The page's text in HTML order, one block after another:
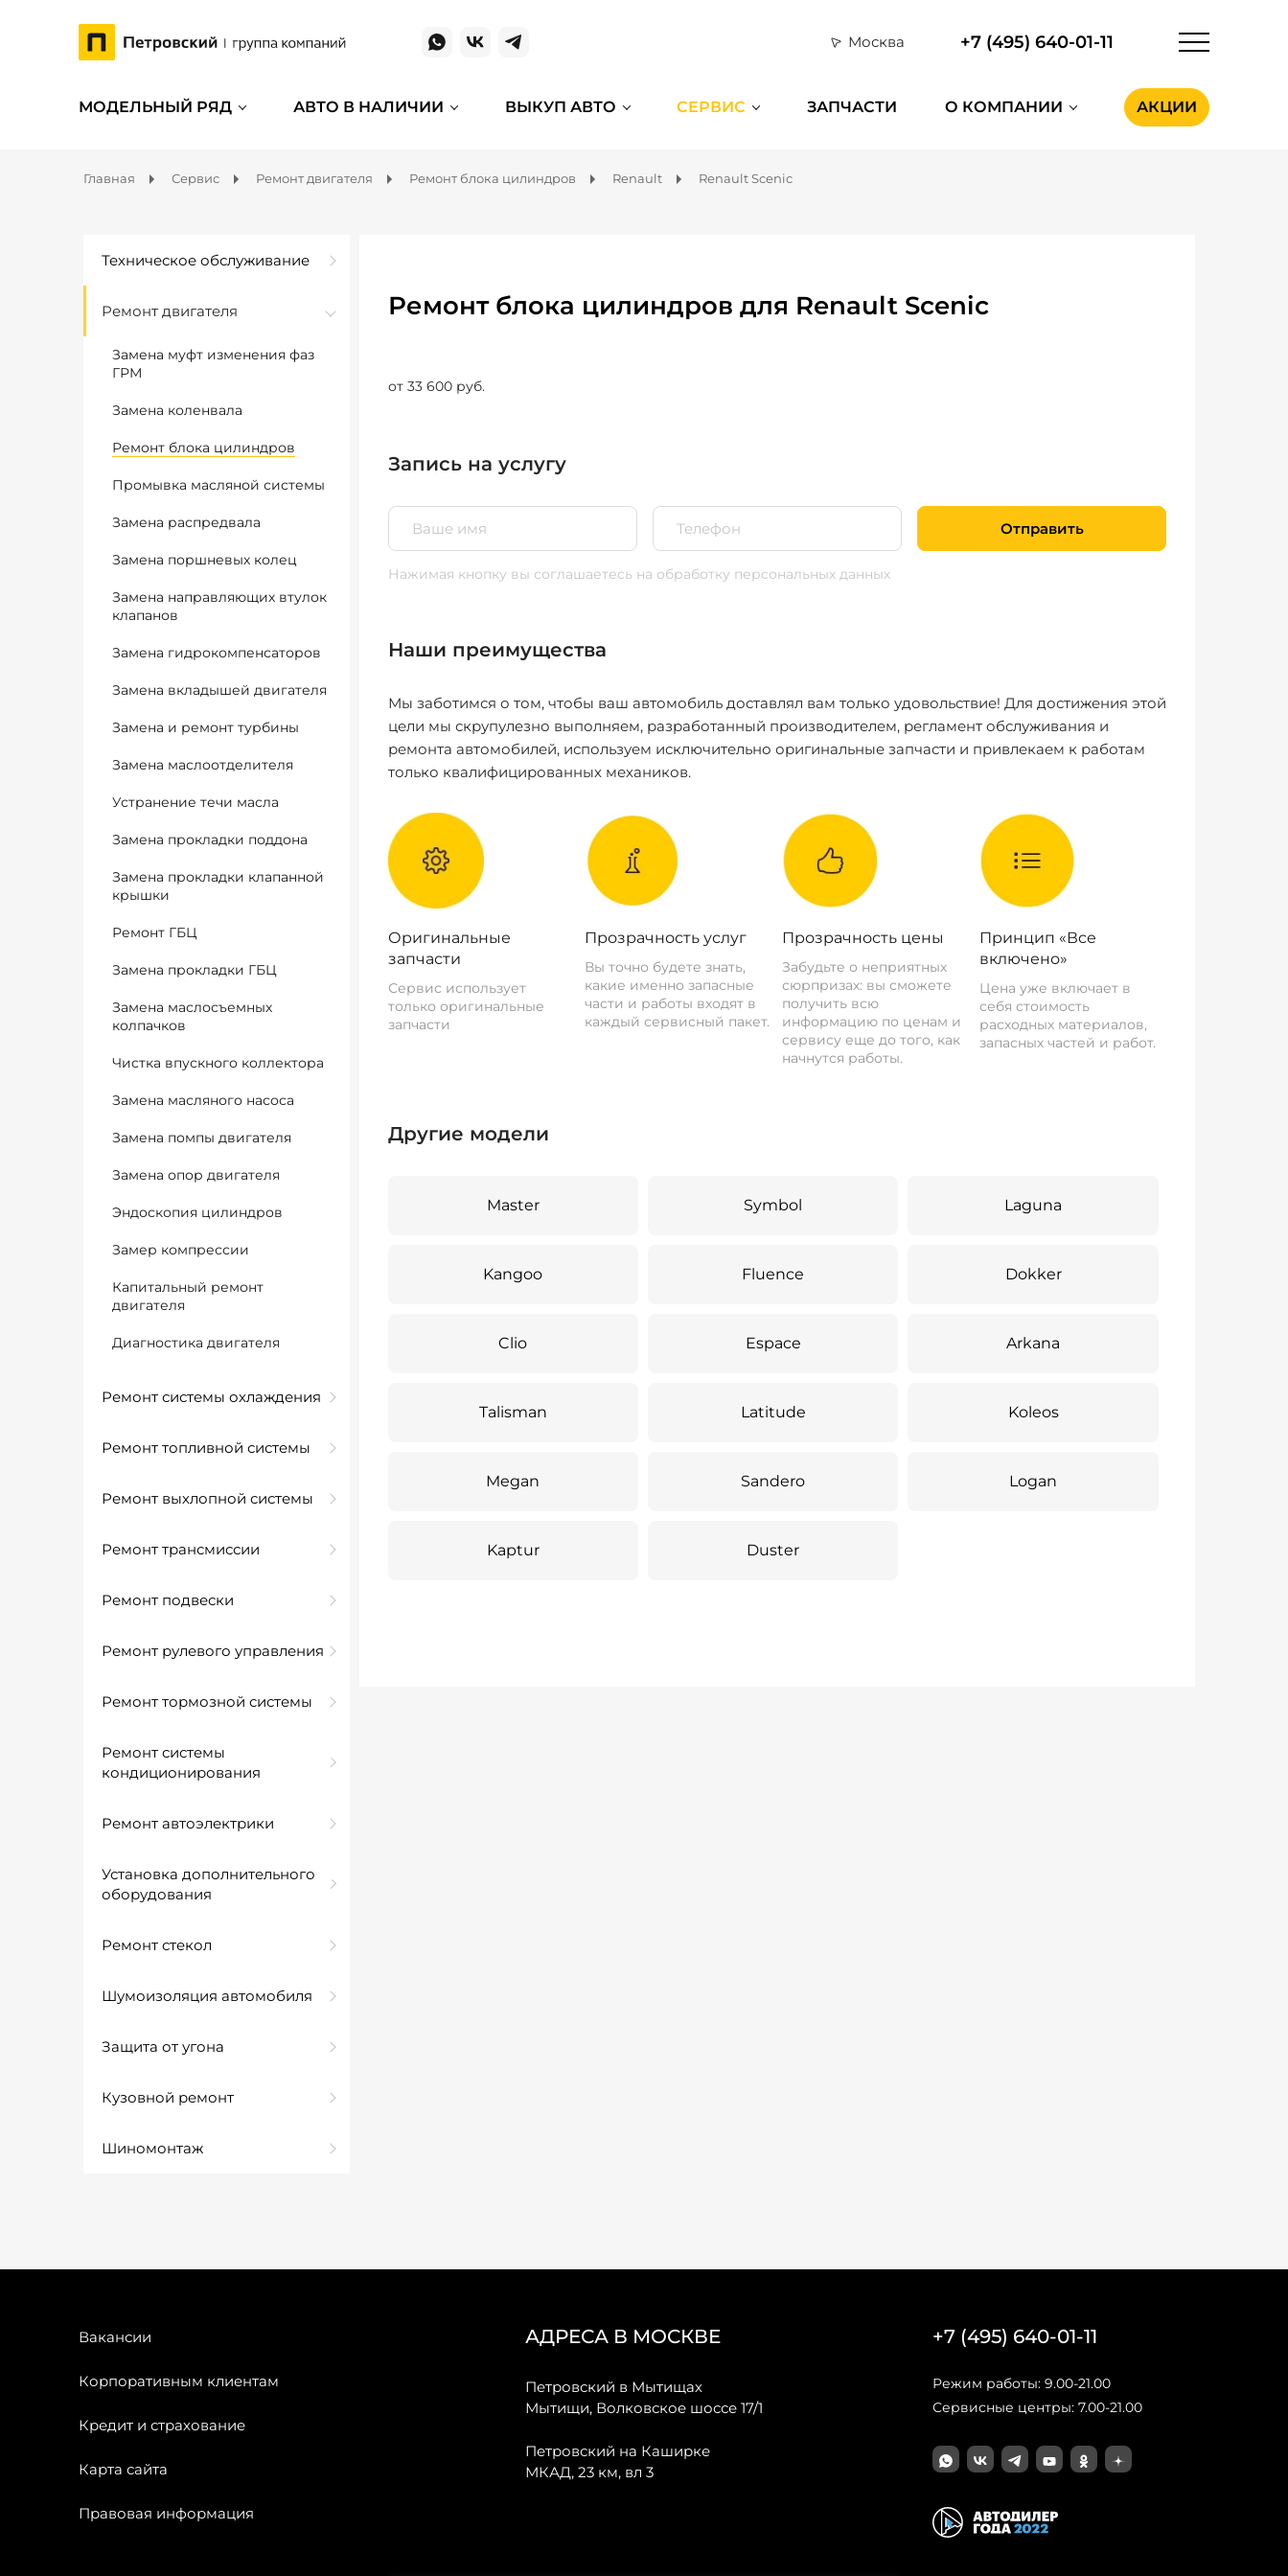
Москва +7 (495) 640-01-11
МОДЕЛЬНЫЙ РЯД АВТО В НАЛИЧИИ ВЫКУП АВТО СЕРВИС ЗАПЧАСТИ О КОМПАНИИ АКЦИИ
Главная Сервис Ремонт двигателя Ремонт блока цилиндров Renault Renault Scenic
Техническое обслуживание
Ремонт двигателя
Замена муфт изменения фаз
ГРМ
Замена коленвала
Ремонт блока цилиндров
Промывка масляной системы
Замена распредвала
Замена поршневых колец
Замена направляющих втулок
клапанов
Замена гидрокомпенсаторов
Замена вкладышей двигателя
Замена и ремонт турбины
Замена маслоотделителя
Устранение течи масла
Замена прокладки поддона
Замена прокладки клапанной
крышки
Ремонт ГБЦ
Замена прокладки ГБЦ
Замена маслосъемных
колпачков
Чистка впускного коллектора
Замена масляного насоса
Замена помпы двигателя
Замена опор двигателя
Эндоскопия цилиндров
Замер компрессии
Капитальный ремонт
двигателя
Диагностика двигателя
Ремонт системы охлаждения
Ремонт топливной системы
Ремонт выхлопной системы
Ремонт трансмиссии
Ремонт подвески
Ремонт рулевого управления
Ремонт тормозной системы
Ремонт системы
кондиционирования
Ремонт автоэлектрики
Установка дополнительного
оборудования
Ремонт стекол
Шумоизоляция автомобиля
Защита от угона
Кузовной ремонт
Шиномонтаж
Ремонт блока цилиндров для Renault Scenic
от 33 600 руб.
Запись на услугу
Отправить
Нажимая кнопку вы соглашаетесь на обработку персональных данных
Наши преимущества
Мы заботимся о том, чтобы ваш автомобиль доставлял вам только удовольствие! Для достижения этой
цели мы скрупулезно выполняем, разработанный производителем, регламент обслуживания и
ремонта автомобилей, используем исключительно оригинальные запчасти и привлекаем к работам
только квалифицированных механиков.
Оригинальные
запчасти
Сервис использует
только оригинальные
запчасти
Прозрачность услуг
Вы точно будете знать,
какие именно запасные
части и работы входят в
каждый сервисный пакет.
Прозрачность цены
Забудьте о неприятных
сюрпризах: вы сможете
получить всю
информацию по ценам и
сервису еще до того, как
начнутся работы.
Принцип «Все
включено»
Цена уже включает в
себя стоимость
расходных материалов,
запасных частей и работ.
Другие модели
Master Symbol Laguna
Kangoo Fluence Dokker
Clio Espace Arkana
Talisman Latitude Koleos
Megan Sandero Logan
Kaptur Duster
Вакансии
Корпоративным клиентам
Кредит и страхование
Карта сайта
Правовая информация
АДРЕСА В МОСКВЕ
Петровский в Мытищах
Мытищи, Волковское шоссе 17/1
Петровский на Каширке
МКАД, 23 км, вл 3
+7 (495) 640-01-11
Режим работы: 9.00-21.00
Сервисные центры: 7.00-21.00